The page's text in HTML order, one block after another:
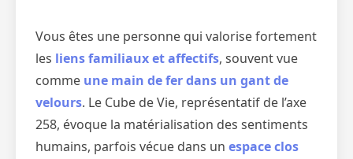
Vous êtes une personne qui valorise fortement
les liens familiaux et affectifs, souvent vue
comme une main de fer dans un gant de
velours. Le Cube de Vie, représentatif de l’axe
258, évoque la matérialisation des sentiments
humains, parfois vécue dans un espace clos